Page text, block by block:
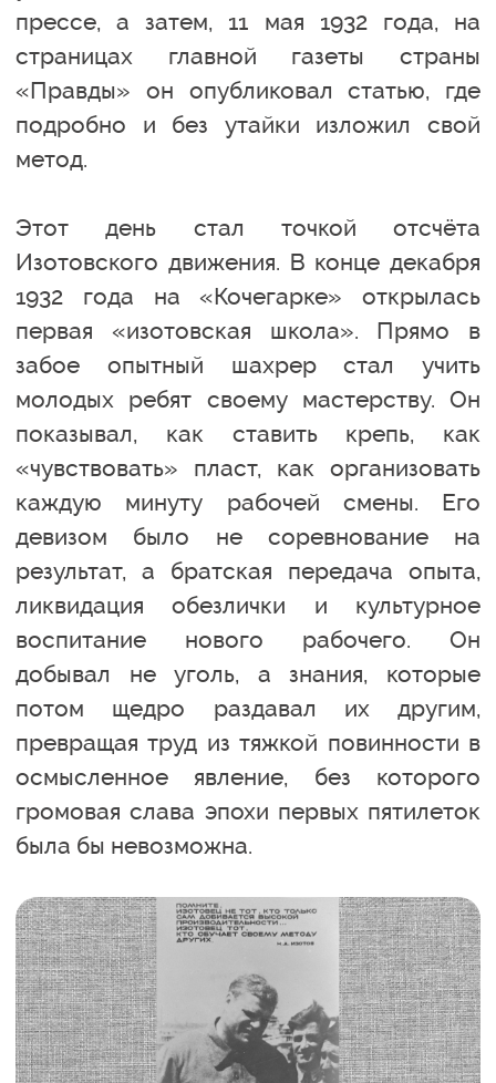
прессе, а затем, 11 мая 1932 года, на
страницах главной газеты страны
«Правды» он опубликовал статью, где
подробно и без утайки изложил свой
метод.
Этот день стал точкой отсчёта
Изотовского движения. В конце декабря
1932 года на «Кочегарке» открылась
первая «изотовская школа». Прямо в
забое опытный шахрер стал учить
молодых ребят своему мастерству. Он
показывал, как ставить крепь, как
«чувствовать» пласт, как организовать
каждую минуту рабочей смены. Его
девизом было не соревнование на
результат, а братская передача опыта,
ликвидация обезлички и культурное
воспитание нового рабочего. Он
добывал не уголь, а знания, которые
потом щедро раздавал их другим,
превращая труд из тяжкой повинности в
осмысленное явление, без которого
громовая слава эпохи первых пятилеток
была бы невозможна.